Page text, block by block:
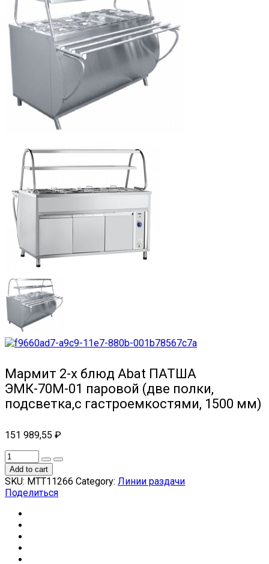
Мармит 2-х блюд Abat ПАТША
ЭМК-70М-01 паровой (две полки,
подсветка,с гастроемкостями, 1500 мм)
151 989,55 ₽
Add to cart
SKU: МТТ11266 Category: Линии раздачи
Поделиться